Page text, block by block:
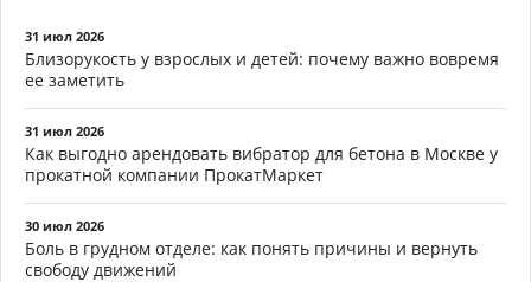
31 июл 2026
Близорукость у взрослых и детей: почему важно вовремя
ее заметить
31 июл 2026
Как выгодно арендовать вибратор для бетона в Москве у
прокатной компании ПрокатМаркет
30 июл 2026
Боль в грудном отделе: как понять причины и вернуть
свободу движений